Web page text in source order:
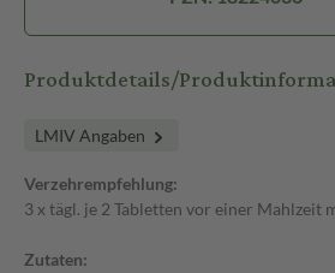
Produktdetails/
LMIV Angaben
Verzehrempfehlung:
3 x tägl. je 2 Tabletten vor einer Mahlzeit
Zutaten: